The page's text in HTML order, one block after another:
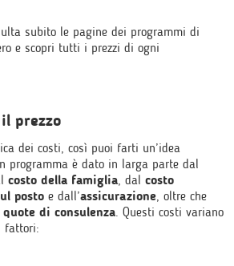
subito le pagine dei programmi di
e scopri tutti i prezzi di ogni
prezzo
dei costi, così puoi farti un’idea
programma è dato in larga parte dal
costo della famiglia, dal costo
posto e dall’assicurazione, oltre che
quote di consulenza. Questi costi variano
fattori: